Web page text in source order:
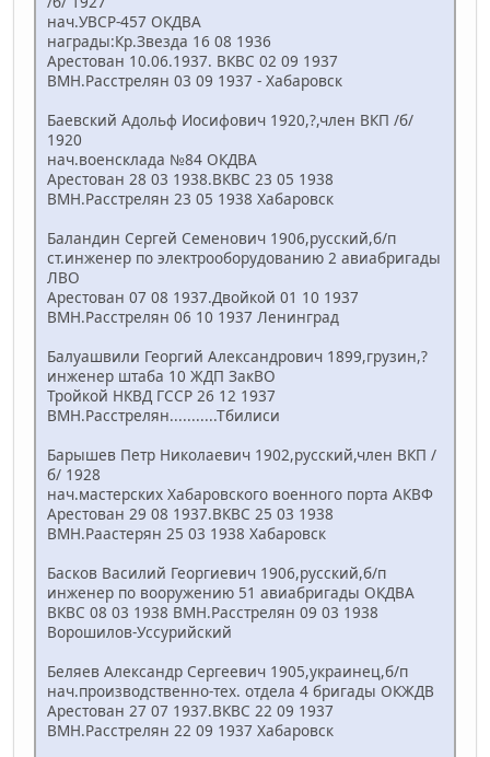
нач.УВСР-457 ОКДВА
награды:Кр.Звезда 16 08 1936
Арестован 10.06.1937. ВКВС 02 09 1937
ВМН.Расстрелян 03 09 1937 - Хабаровск
Баевский Адольф Иосифович 1920,?,член ВКП /б/
1920
нач.военсклада №84 ОКДВА
Арестован 28 03 1938.ВКВС 23 05 1938
ВМН.Расстрелян 23 05 1938 Хабаровск
Баландин Сергей Семенович 1906,русский,б/п
ст.инженер по электрооборудованию 2 авиабригады
ЛВО
Арестован 07 08 1937.Двойкой 01 10 1937
ВМН.Расстрелян 06 10 1937 Ленинград
Балуашвили Георгий Александрович 1899,грузин,?
инженер штаба 10 ЖДП ЗакВО
Тройкой НКВД ГССР 26 12 1937
ВМН.Расстрелян...........Тбилиси
Барышев Петр Николаевич 1902,русский,член ВКП /
б/ 1928
нач.мастерских Хабаровского военного порта АКВФ
Арестован 29 08 1937.ВКВС 25 03 1938
ВМН.Раастерян 25 03 1938 Хабаровск
Басков Василий Георгиевич 1906,русский,б/п
инженер по вооружению 51 авиабригады ОКДВА
ВКВС 08 03 1938 ВМН.Расстрелян 09 03 1938
Ворошилов-Уссурийский
Беляев Александр Сергеевич 1905,украинец,б/п
нач.производственно-тех. отдела 4 бригады ОКЖДВ
Арестован 27 07 1937.ВКВС 22 09 1937
ВМН.Расстрелян 22 09 1937 Хабаровск